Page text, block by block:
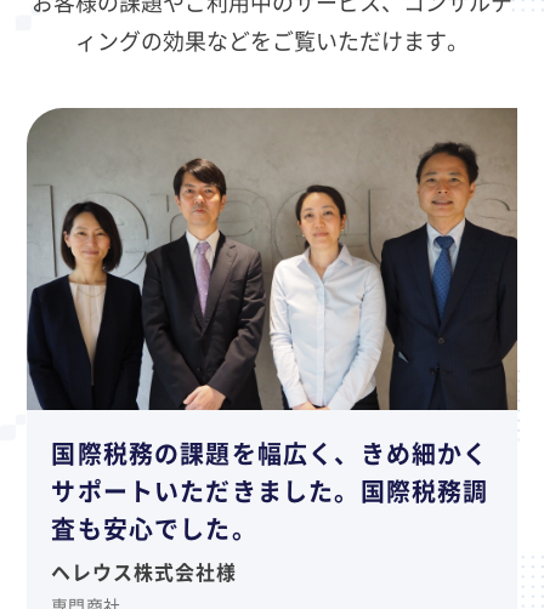
ィングの効果などをご覧いただけます。
国際税務の課題を幅広く、きめ細かく
サポートいただきました。国際税務調
査も安心でした。
ヘレウス株式会社様